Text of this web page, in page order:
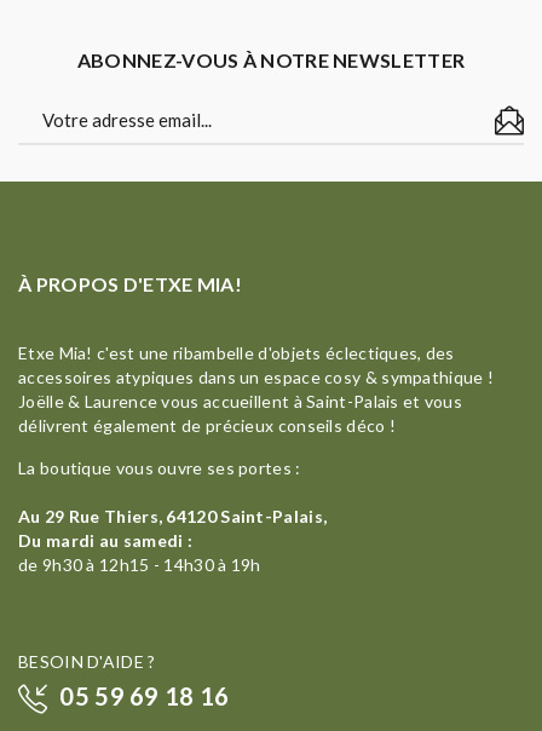
ABONNEZ-VOUS À NOTRE NEWSLETTER
À PROPOS D'ETXE MIA!
Etxe Mia! c'est une ribambelle d'objets éclectiques, des
accessoires atypiques dans un espace cosy & sympathique !
Joëlle & Laurence vous accueillent à Saint-Palais et vous
délivrent également de précieux conseils déco !
La boutique vous ouvre ses portes :
Au 29 Rue Thiers, 64120 Saint-Palais,
Du mardi au samedi :
de 9h30 à 12h15 - 14h30 à 19h
BESOIN D'AIDE ?
05 59 69 18 16